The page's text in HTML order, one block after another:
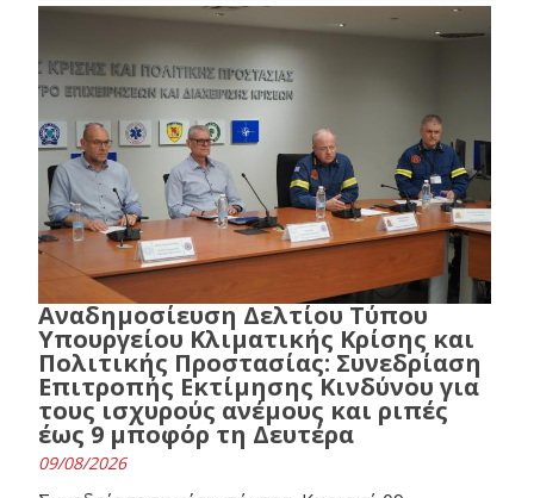
Αναδημοσίευση Δελτίου Τύπου
Υπουργείου Κλιματικής Κρίσης και
Πολιτικής Προστασίας: Συνεδρίαση
Επιτροπής Εκτίμησης Κινδύνου για
τους ισχυρούς ανέμους και ριπές
έως 9 μποφόρ τη Δευτέρα
09/08/2026